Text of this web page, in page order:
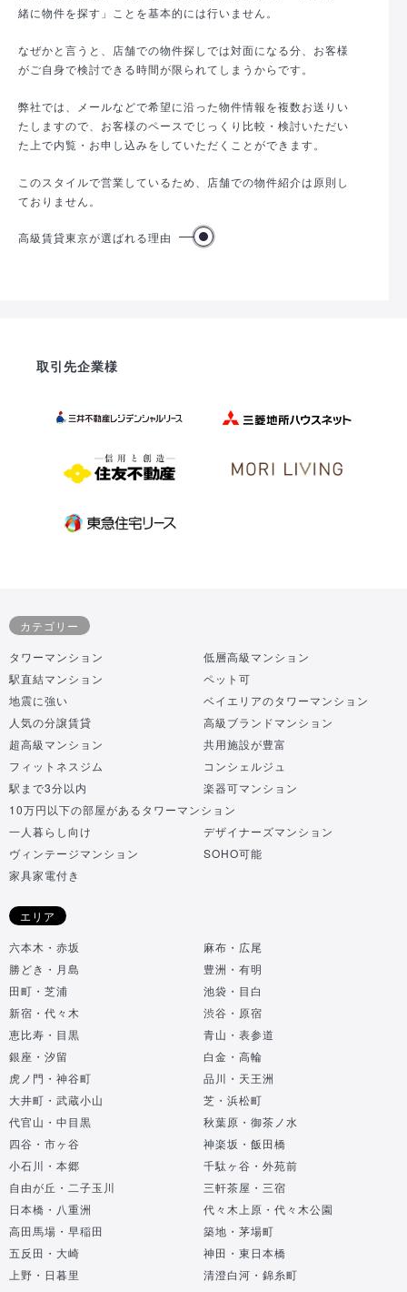
緒に物件を探す」ことを基本的には行いません。
なぜかと言うと、店舗での物件探しでは対面になる分、お客様
がご自身で検討できる時間が限られてしまうからです。
弊社では、メールなどで希望に沿った物件情報を複数お送りい
たしますので、お客様のペースでじっくり比較・検討いただい
た上で内覧・お申し込みをしていただくことができます。
このスタイルで営業しているため、店舗での物件紹介は原則し
ておりません。
高級賃貸東京が選ばれる理由
取引先企業様
カテゴリー
タワーマンション
低層高級マンション
駅直結マンション
ペット可
地震に強い
ベイエリアのタワーマンション
人気の分譲賃貸
高級ブランドマンション
超高級マンション
共用施設が豊富
フィットネスジム
コンシェルジュ
駅まで3分以内
楽器可マンション
10万円以下の部屋があるタワーマンション
一人暮らし向け
デザイナーズマンション
ヴィンテージマンション
SOHO可能
家具家電付き
エリア
六本木・赤坂
麻布・広尾
勝どき・月島
豊洲・有明
田町・芝浦
池袋・目白
新宿・代々木
渋谷・原宿
恵比寿・目黒
青山・表参道
銀座・汐留
白金・高輪
虎ノ門・神谷町
品川・天王洲
大井町・武蔵小山
芝・浜松町
代官山・中目黒
秋葉原・御茶ノ水
四谷・市ヶ谷
神楽坂・飯田橋
小石川・本郷
千駄ヶ谷・外苑前
自由が丘・二子玉川
三軒茶屋・三宿
日本橋・八重洲
代々木上原・代々木公園
高田馬場・早稲田
築地・茅場町
五反田・大崎
神田・東日本橋
上野・日暮里
清澄白河・錦糸町